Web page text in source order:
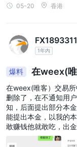
責任完全由讀者承擔。
是解了。但我彻底看
台，请绕道。一个可
帖的平台，不值得你
05-20 香港
1年內
爆料
在weex(唯
无法出金。
在weex(唯客）交易
删除了，在不通知用
知，后面提出部分本
能提出本金，以我的
敢赚钱他就敢吃，出